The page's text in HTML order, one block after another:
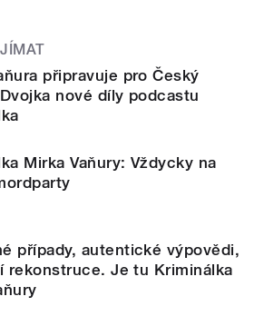
připravuje pro Český
nové díly podcastu
Mirka Vaňury: Vždycky na
případy, autentické výpovědi,
rekonstruce. Je tu Kriminálka